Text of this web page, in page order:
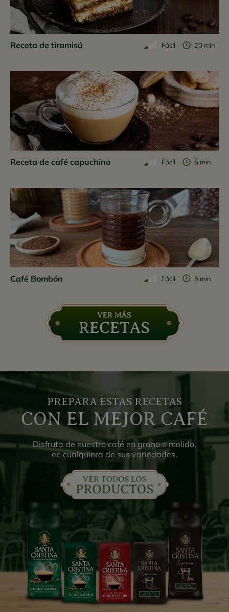
Receta de tiramisú Fácil 20 min
Receta de café capuchino Fácil 5 min
Café Bombón Fácil 5 min
PREPARA ESTAS RECETAS
CON EL MEJOR CAFÉ
Disfruta de nuestro café en grano o molido,
en cualquiera de sus variedades.